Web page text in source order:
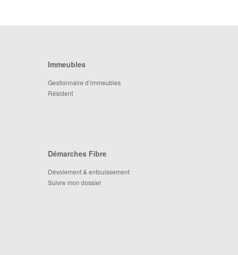
Immeubles
Gestionnaire d’immeubles
Résident
Démarches Fibre
Dévoiement & enfouissement
Suivre mon dossier